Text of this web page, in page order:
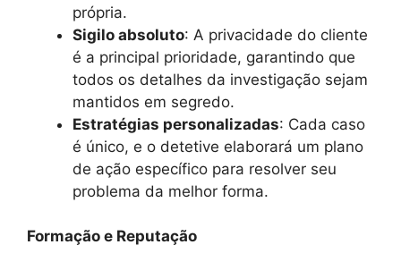
própria.
Sigilo absoluto: A privacidade do cliente
é a principal prioridade, garantindo que
todos os detalhes da investigação sejam
mantidos em segredo.
Estratégias personalizadas: Cada caso
é único, e o detetive elaborará um plano
de ação específico para resolver seu
problema da melhor forma.
Formação e Reputação